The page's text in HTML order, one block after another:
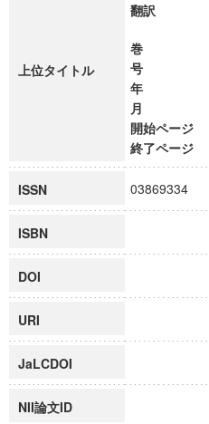
上位タイトル
翻訳
巻
号
年
月
開始ページ
終了ページ
ISSN 03869334
ISBN
DOI
URI
JaLCDOI
NII論文ID